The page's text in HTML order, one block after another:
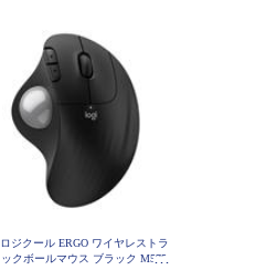
ロジクール ERGO ワイヤレストラ
ックボールマウス ブラック M575